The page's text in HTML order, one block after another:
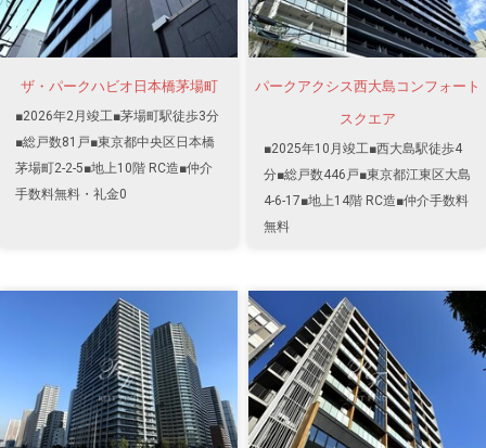
ザ・パークハビオ日本橋茅場町
■2026年2月竣工■茅場町駅徒歩3分
■総戸数81戸■東京都中央区日本橋
茅場町2-2-5■地上10階 RC造■仲介
手数料無料・礼金0
パークアクシス西大島コンフォート
スクエア
■2025年10月竣工■西大島駅徒歩4
分■総戸数446戸■東京都江東区大島
4-6-17■地上14階 RC造■仲介手数料
無料